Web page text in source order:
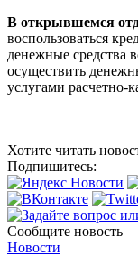
В открывшемся
воспользоваться
денежные средства
осуществить
услугами расчетно-
Хотите читать
Подпишитесь:
Сообщите новость
Новости